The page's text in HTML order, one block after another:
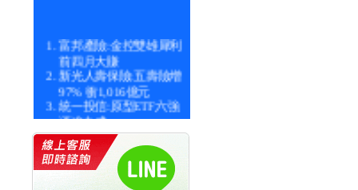
富邦產險:金控雙雄犀利
前四月大賺
新光人壽保險:五壽險增
97% 衝1,016億元
統一投信:原型ETF六強
漲逾九成
統一投信:主動式ETF溢
價 被盯上
新光人壽保險:新壽Q1外
價金將達996億